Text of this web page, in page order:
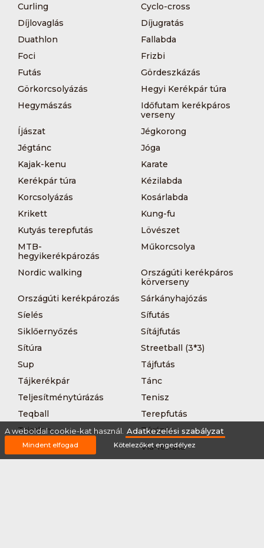
Curling
Cyclo-cross
Díjlovaglás
Díjugratás
Duathlon
Fallabda
Foci
Frizbi
Futás
Gördeszkázás
Görkorcsolyázás
Hegyi Kerékpár túra
Hegymászás
Időfutam kerékpáros
verseny
Íjászat
Jégkorong
Jégtánc
Jóga
Kajak-kenu
Karate
Kerékpár túra
Kézilabda
Korcsolyázás
Kosárlabda
Krikett
Kung-fu
Kutyás terepfutás
Lövészet
MTB-
hegyikerékpározás
Műkorcsolya
Nordic walking
Országúti kerékpáros
körverseny
Országúti kerékpározás
Sárkányhajózás
Síelés
Sífutás
Siklőernyőzés
Sítájfutás
Sítúra
Streetball (3*3)
Sup
Tájfutás
Tájkerékpár
Tánc
Teljesítménytúrázás
Tenisz
Teqball
Terepfutás
Triatlon
Túrázás
Úszás
Via-ferrata
A weboldal cookie-kat használ. Adatkezelési szabályzat
Mindent elfogad Kötelezőket engedélyez